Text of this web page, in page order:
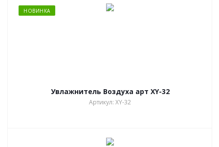
НОВИНКА
Увлажнитель Воздуха арт XY-32
Артикул: XY-32